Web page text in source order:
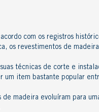
com os registros
os revestimentos de madeira
técnicas de corte e
um item bastante popular
madeira evoluíram para